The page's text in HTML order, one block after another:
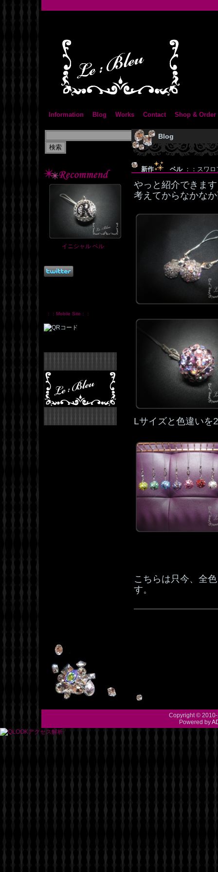
Information Blog Works Contact Shop & Order
イニシャル ベル
：：Mobile Site：：
Blog
新作 ベル ：：スワ
やっと紹介できます
考えてからなかな
Lサイズと色違いを
こちらは只今、全
す。
Copyright ©
Powered by